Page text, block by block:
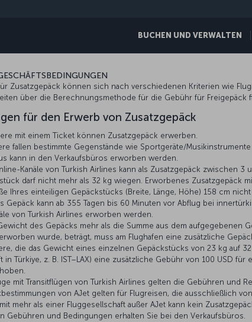
BUCHEN UND VERWALTEN
Zusatzgepäck können sich nach verschiedenen Kriterien wie
über die Berechnungsmethode für die Gebühr für Freigepäck
für den Erwerb von Zusatzgepäck
mit einem Ticket können Zusatzgepäck erwerben.
fallen bestimmte Gegenstände wie Sportgeräte/
kann in den Verkaufsbüros erworben werden.
Kanäle von Turkish Airlines kann als Zusatzgepäck zwischen
darf nicht mehr als 32 kg wiegen. Erworbenes Zusatzgepäck
Ihres einteiligen Gepäckstücks (Breite, Länge, Höhe) 158 cm
Gepäck kann ab 355 Tagen bis 60 Minuten vor Abflug bei
von Turkish Airlines erworben werden.
des Gepäcks mehr als die Summe aus dem aufgegebenen
wurde, beträgt, muss am Flughafen eine zusätzliche
die das Gewicht eines einzelnen Gepäckstücks von 23 kg auf
in Türkiye, z. B. IST–LAX) eine zusätzliche Gebühr von 100 USD
mit Transitflügen von Turkish Airlines gelten die Gebühren und
von AJet gelten für Flugreisen, die ausschließlich
mehr als einer Fluggesellschaft außer AJet kann kein
Gebühren und Bedingungen erhalten Sie bei den Verkaufsbüros.